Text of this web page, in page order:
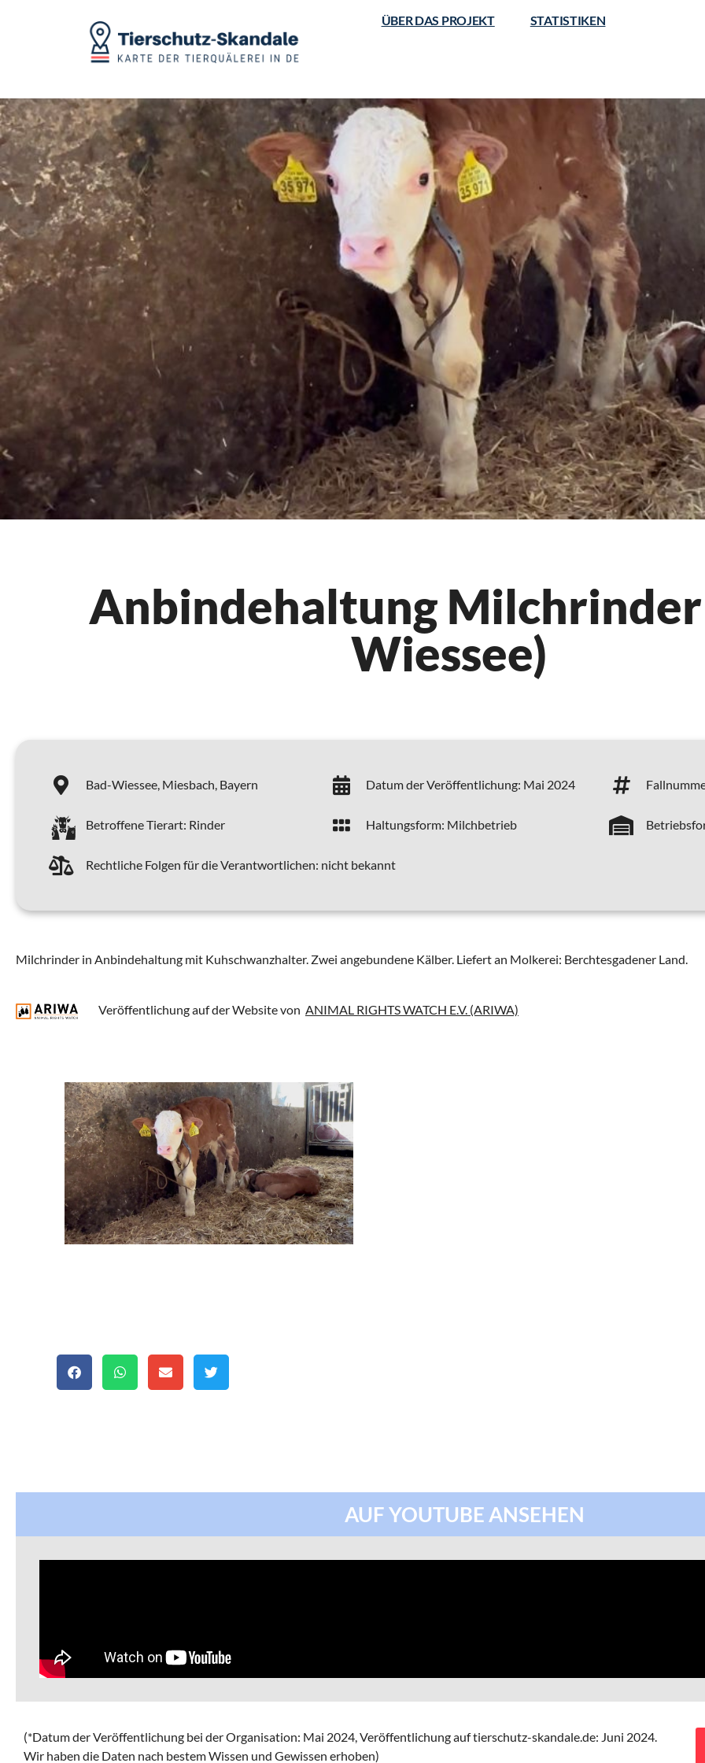
ÜBER DAS PROJEKT STATISTIKEN
Anbindehaltung Milchrinder
Wiessee)
Bad-Wiessee, Miesbach, Bayern Datum der Veröffentlichung: Mai 2024
Betroffene Tierart: Rinder Haltungsform: Milchbetrieb
Rechtliche Folgen für die Verantwortlichen: nicht bekannt
Milchrinder in Anbindehaltung mit Kuhschwanzhalter. Zwei angebundene Kälber. Liefert an Molkerei: Berchtesgadener Land.
Veröffentlichung auf der Website von ANIMAL RIGHTS WATCH E.V. (ARIWA)
AUF YOUTUBE ANSEHEN
(*Datum der Veröffentlichung bei der Organisation: Mai 2024,Veröffentlichung auf tierschutz-skandale.de: Juni 2024.
Wir haben die Daten nach bestem Wissen und Gewissen erhoben)